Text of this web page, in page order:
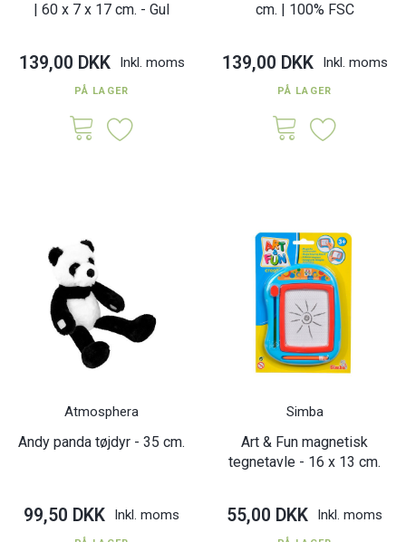
| 60 x 7 x 17 cm. - Gul
139,00 DKK Inkl. moms
PÅ LAGER
cm. | 100% FSC
139,00 DKK Inkl. moms
PÅ LAGER
Atmosphera
Andy panda tøjdyr - 35 cm.
99,50 DKK Inkl. moms
Simba
Art & Fun magnetisk
tegnetavle - 16 x 13 cm.
55,00 DKK Inkl. moms